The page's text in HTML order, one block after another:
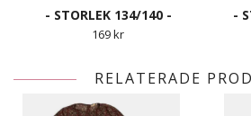
- STORLEK 134/140 -
169 kr
-
RELATERADE